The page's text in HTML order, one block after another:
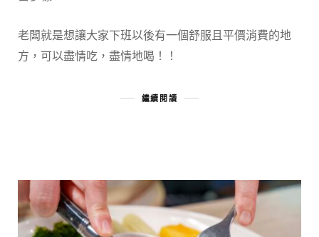
老闆就是想讓大家下班以後有一個舒服且平價消費的地
方，可以盡情吃，盡情地喝！！
繼續閱讀